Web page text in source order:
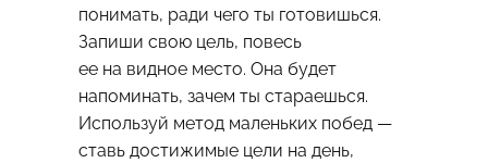
понимать, ради чего ты готовишься.
Запиши свою цель, повесь
ее на видное место. Она будет
напоминать, зачем ты стараешься.
Используй метод маленьких побед —
ставь достижимые цели на день,